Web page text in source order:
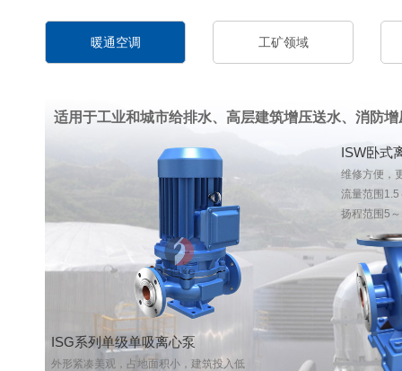
暖通空调 工矿领域
适用于工业和城市给排水、高层建筑增压送水、消防
ISG系列单级单吸离心泵
外形紧凑美观，占地面积小，建筑投入低
ISW卧式
维修方便，
流量范围
扬程范围5